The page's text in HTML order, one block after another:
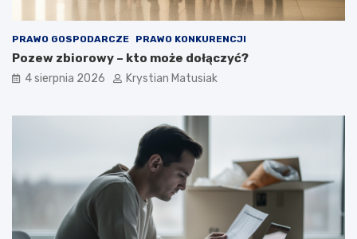
PRAWO GOSPODARCZE PRAWO KONKURENCJI
Pozew zbiorowy – kto może dołączyć?
4 sierpnia 2026 Krystian Matusiak